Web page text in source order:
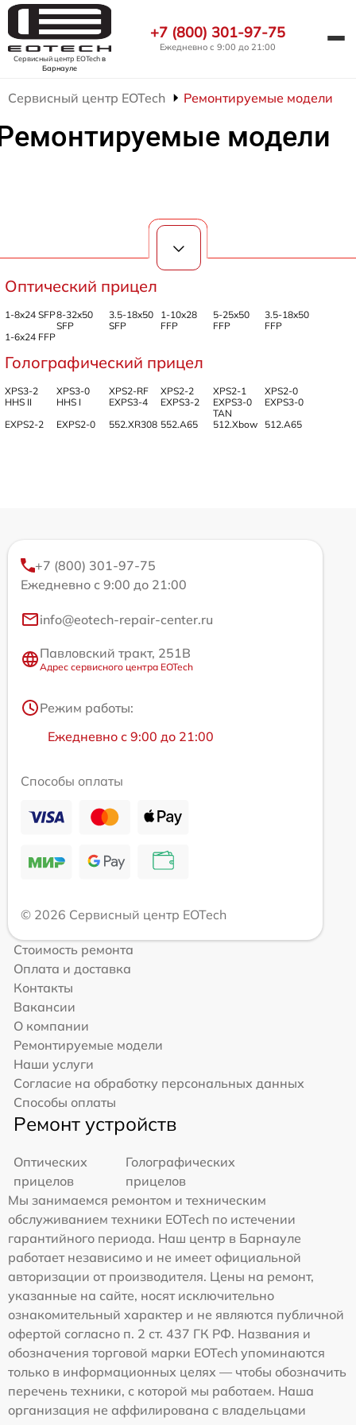
Сервисный центр EOTechв
Барнауле
+7 (800) 301-97-75
Ежедневно с 9:00 до 21:00
Сервисный центр EOTech Ремонтируемые модели
модели
Оптический прицел
1-8x24 SFP8-32x50
SFP
3.5-18x50
SFP
1-10x28
FFP
5-25x50
FFP
3.5-18x50
FFP
1-6x24 FFP
Голографический прицел
XPS3-2 XPS3-0 XPS2-RF XPS2-2 XPS2-1
XPS2-0
HHS II
HHS I EXPS3-4 EXPS3-2
EXPS3-0
TAN
EXPS3-0
EXPS2-2
EXPS2-0 552.XR308 552.A65 512.Xbow 512.A65
+7 (800) 301-97-75
Ежедневно с 9:00 до 21:00
info@eotech-repair-center.ru
Павловский тракт, 251В
Адрес сервисного центра EOTech
Режим работы:
Ежедневно с 9:00 до 21:00
Способы оплаты
© 2026 Сервисный центр EOTech
Стоимость ремонта
Оплата и доставка
Контакты
Вакансии
О компании
Ремонтируемые модели
Наши услуги
Согласие на обработку персональных данных
Способы оплаты
Ремонт устройств
Оптических
прицелов
Голографических
прицелов
Мы занимаемся ремонтом и техническим
обслуживанием техники EOTech по истечении
гарантийного периода. Наш центр в Барнауле
работает независимо и не имеет официальной
авторизации от производителя. Цены на ремонт,
указанные на сайте, носят исключительно
ознакомительный характер и не являются публичной
офертой согласно п. 2 ст. 437 ГК РФ. Названия и
обозначения торговой марки EOTech упоминаются
только в информационных целях — чтобы обозначить
перечень техники, с которой мы работаем. Наша
организация не аффилирована с владельцами